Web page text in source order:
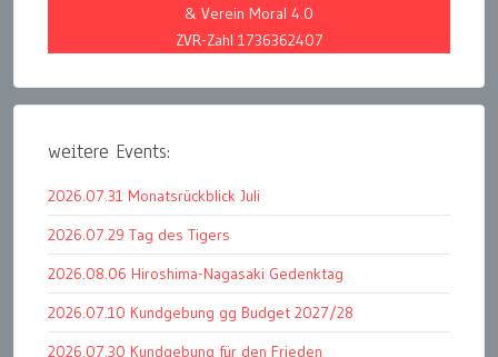
& Verein Moral 4.0
ZVR-Zahl 1736362407
weitere Events:
2026.07.31 Monatsrückblick Juli
2026.07.29 Tag des Tigers
2026.08.06 Hiroshima-Nagasaki Gedenktag
2026.07.10 Kundgebung gg Budget 2027/28
2026.07.30 Kundgebung für den Frieden